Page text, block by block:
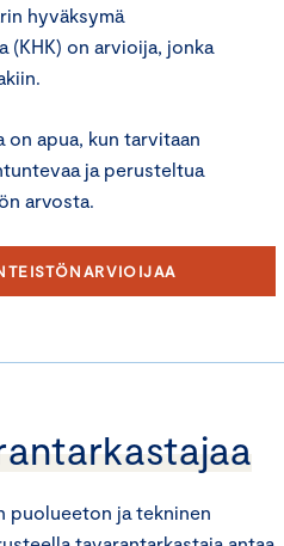
hyväksymä
on arvioija, jonka
apua, kun tarvitaan
ja perusteltua
arvosta.
puolueeton ja tekninen